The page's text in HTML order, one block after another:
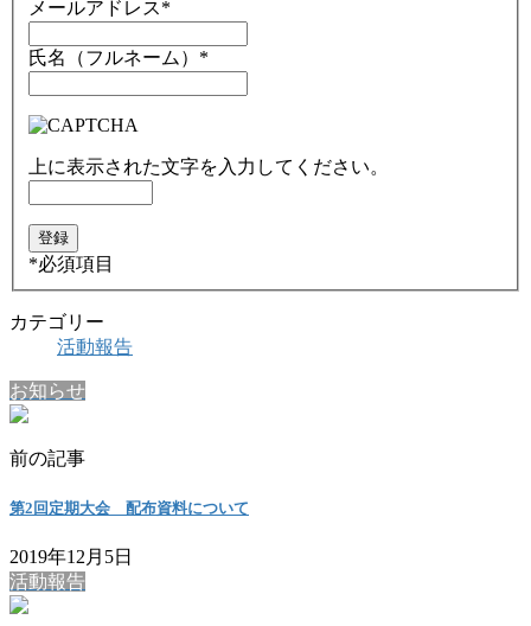
メールアドレス*
氏名（フルネーム） *
上に表示された文字を入力してください。
*必須項目
カテゴリー
活動報告
お知らせ
前の記事
第2回定期大会 配布資料について
2019年12月5日
活動報告